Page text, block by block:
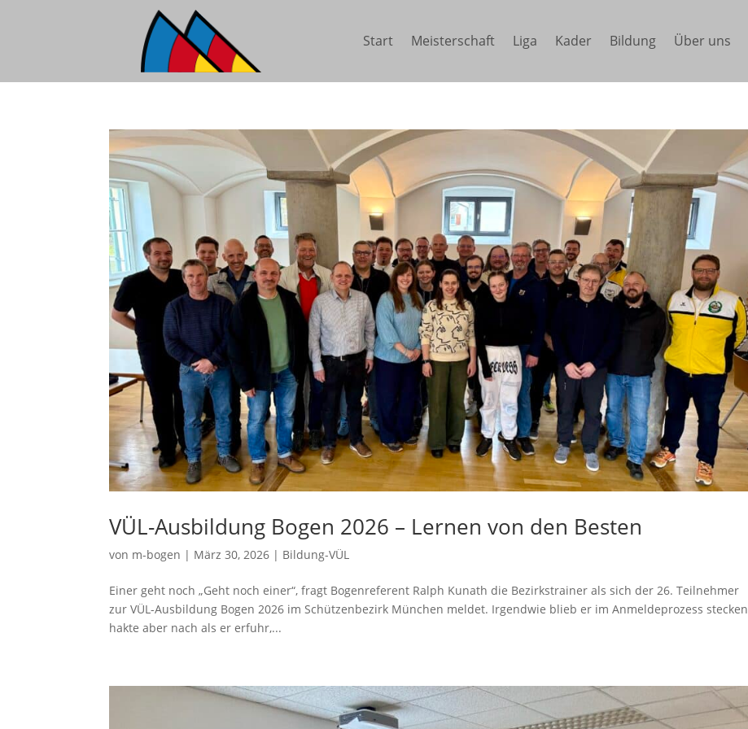
Start Meisterschaft Liga Kader Bildung Über uns
VÜL-Ausbildung Bogen 2026 – Lernen von den Besten
von m-bogen | März 30, 2026 | Bildung-VÜL
Einer geht noch „Geht noch einer“, fragt Bogenreferent Ralph Kunath die Bezirkstrainer als sich der 26. Teilnehmer
zur VÜL-Ausbildung Bogen 2026 im Schützenbezirk München meldet. Irgendwie blieb er im Anmeldeprozess stecken
hakte aber nach als er erfuhr,...